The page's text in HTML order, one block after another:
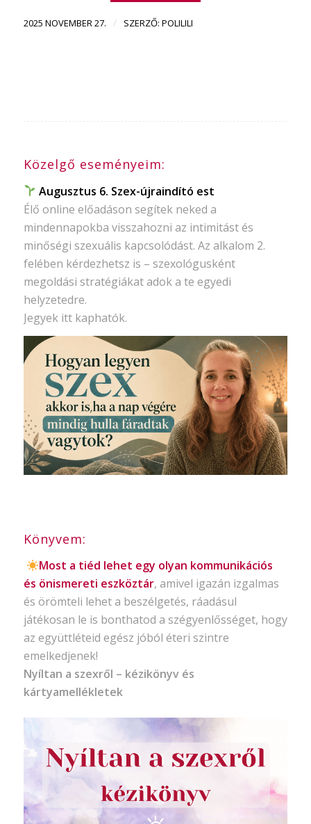
2025 NOVEMBER 27. / SZERZŐ: POLILILI
Közelgő eseményeim:
Augusztus 6. Szex-újraindító est
Élő online előadáson segítek neked a
mindennapokba visszahozni az intimitást és
minőségi szexuális kapcsolódást. Az alkalom 2.
felében kérdezhetsz is – szexológusként
megoldási stratégiákat adok a te egyedi
helyzetedre.
Jegyek itt kaphatók.
Könyvem:
Most a tiéd lehet egy olyan kommunikációs
és önismereti eszköztár, amivel igazán izgalmas
és örömteli lehet a beszélgetés, ráadásul
játékosan le is bonthatod a szégyenlősséget, hogy
az együttléteid egész jóból éteri szintre
emelkedjenek!
Nyíltan a szexről – kézikönyv és
kártyamellékletek